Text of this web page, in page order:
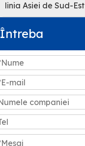
linia Asiei de Sud-Est
Întreba